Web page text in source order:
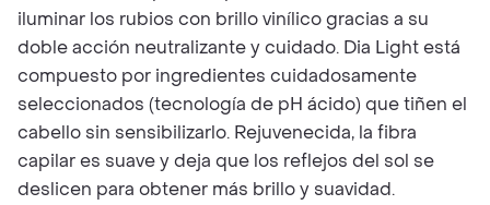
iluminar los rubios con brillo vinílico gracias a su
doble acción neutralizante y cuidado. Dia Light está
compuesto por ingredientes cuidadosamente
seleccionados (tecnología de pH ácido) que tiñen el
cabello sin sensibilizarlo. Rejuvenecida, la fibra
capilar es suave y deja que los reflejos del sol se
deslicen para obtener más brillo y suavidad.